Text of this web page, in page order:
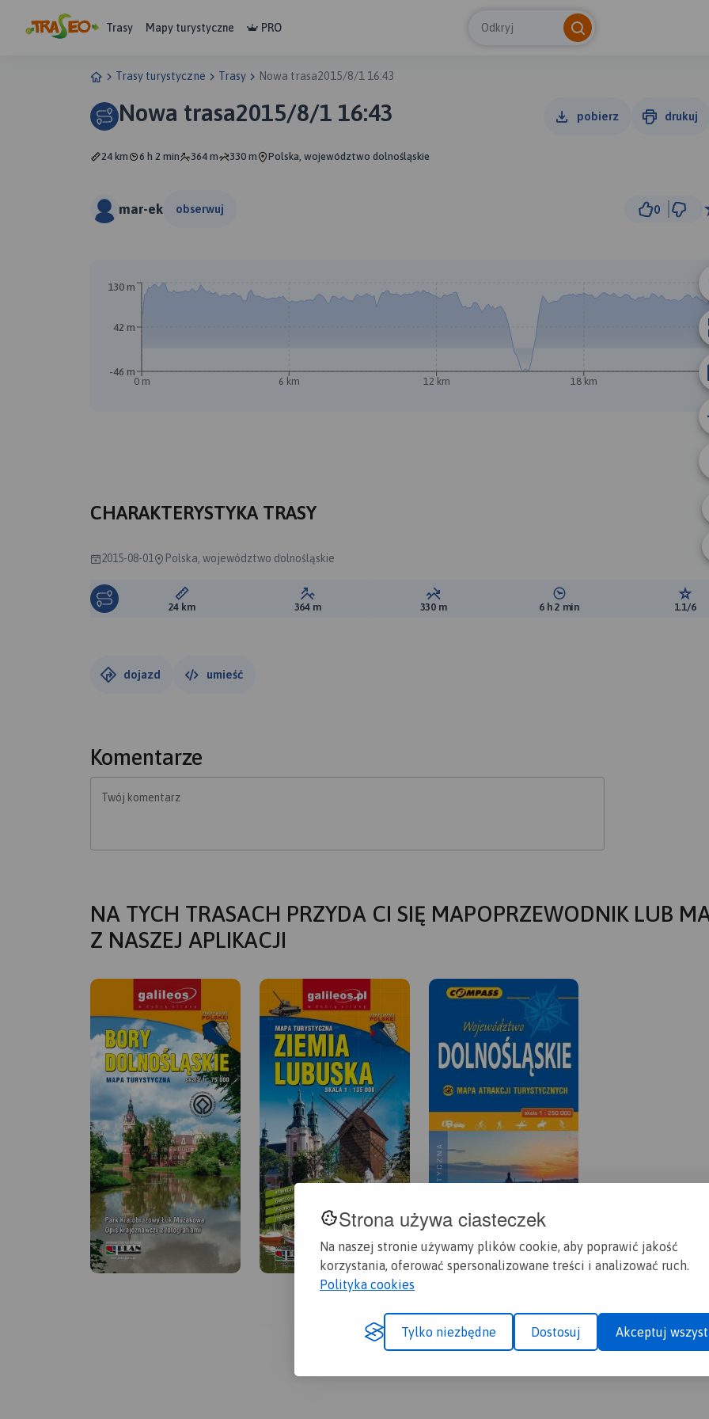
Strona używa ciasteczek
Na naszej stronie używamy plików cookie, aby poprawić jakość
korzystania, oferować spersonalizowane treści i analizować ruch.
Polityka cookies
Tylko niezbędne Dostosuj Akceptuj
Trasy Mapy turystyczne PRO Odkryj
Trasy turystyczne Trasy Nowa trasa2015/8/1 16:43
Nowa trasa2015/8/1 16:43 pobierz drukuj
24 km 6 h 2 min 364 m 330 m Polska, województwo dolnośląskie
mar-ek obserwuj 0
5 km
0 m 6 km 12 km 18 km
-46 m
42 m
130 m
CHARAKTERYSTYKA TRASY
2015-08-01 Polska, województwo dolnośląskie
Długość trasy:
24 km Suma przewyższeń:
364 m Suma spadków:
330 m Średni czas potrzebny na
6 h 2 min 1.1/6
dojazd umieść
Komentarze
Twój komentarz
NA TYCH TRASACH PRZYDA CI SIĘ MAPOPRZEWODNIK LUB
Z NASZEJ APLIKACJI